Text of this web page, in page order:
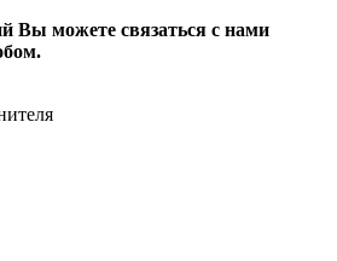
Вы можете связаться с нами